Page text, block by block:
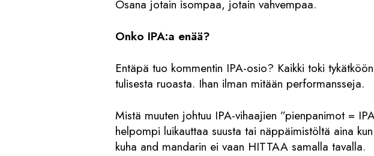
Osana jotain isompaa, jotain vahvempaa.
Onko IPA:a enää?
Entäpä tuo kommentin IPA-osio? Kaikki toki
tulisesta ruoasta. Ihan ilman mitään performansseja.
Mistä muuten johtuu IPA-vihaajien ”pienpanimot =
helpompi luikauttaa suusta tai näppäimistöltä aina
kuha and mandarin ei vaan HITTAA samalla tavalla.